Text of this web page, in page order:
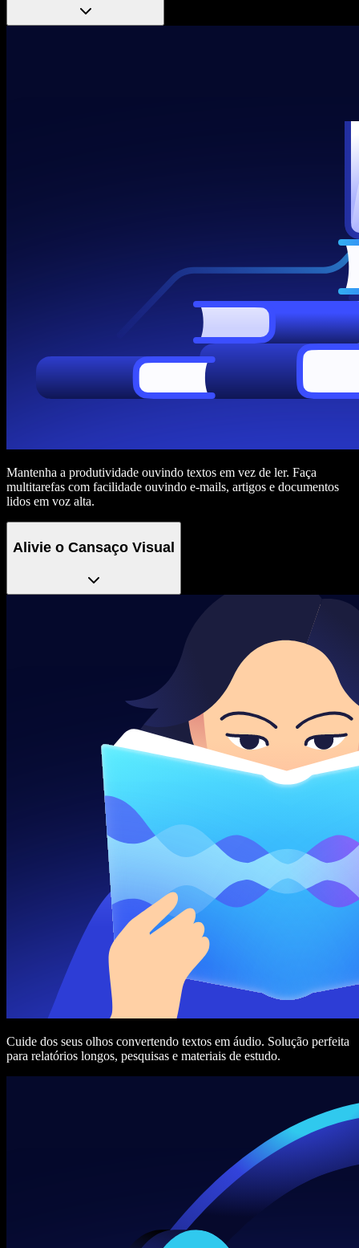
Mantenha a produtividade ouvindo textos em vez de ler. Faça
multitarefas com facilidade ouvindo e-mails, artigos e documentos
lidos em voz alta.
Alivie o Cansaço Visual
Cuide dos seus olhos convertendo textos em áudio. Solução perfeita
para relatórios longos, pesquisas e materiais de estudo.